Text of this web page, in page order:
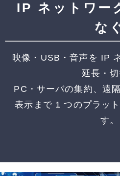
サポー
ブログ
IP ネットワー
な
映像・USB・音声を IP
延長・切
PC・サーバの集約、遠
表示まで 1 つのプラッ
す。